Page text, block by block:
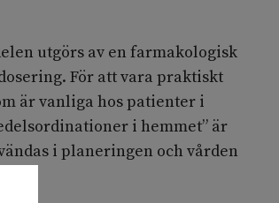
utgörs av en farmakologisk
För att vara praktiskt
är vanliga hos patienter i
i hemmet” är
i planeringen och vården